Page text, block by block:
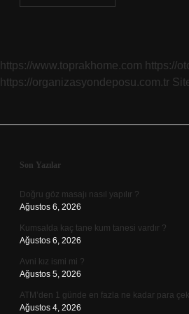
Gözü
https://www.toprakhome.com https://
https://organizasyondeposu.com.tr
Sidebar
Son Yazılar
Doğru göz masajı nasıl yapılır ?
Ağustos 6, 2026
Kumsalda kaç tane kum tanesi vardır ?
Ağustos 6, 2026
Avni kız ismi mi ?
Ağustos 5, 2026
ATM’den 1 günde en fazla ne kadar para
Ağustos 4, 2026